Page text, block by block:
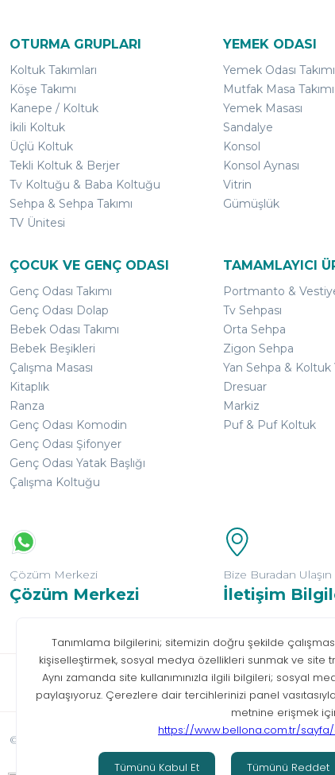
OTURMA GRUPLARI
Koltuk Takımları
Köşe Takımı
Kanepe / Koltuk
İkili Koltuk
Üçlü Koltuk
Tekli Koltuk & Berjer
Tv Koltuğu & Baba Koltuğu
Sehpa & Sehpa Takımı
TV Ünitesi
YEMEK ODASI
Yemek Odası Takımı
Mutfak Masa Takımı
Yemek Masası
Sandalye
Konsol
Konsol Aynası
Vitrin
Gümüşlük
ÇOCUK VE GENÇ ODASI
Genç Odası Takımı
Genç Odası Dolap
Bebek Odası Takımı
Bebek Beşikleri
Çalışma Masası
Kitaplık
Ranza
Genç Odası Komodin
Genç Odası Şifonyer
Genç Odası Yatak Başlığı
Çalışma Koltuğu
TAMAMLAYICI
Portmanto &
Tv Sehpası
Orta Sehpa
Zigon Sehpa
Yan Sehpa & Koltuk
Dresuar
Markiz
Puf & Puf Koltuk
Çözüm Merkezi
Çözüm Merkezi
Bize Buradan Ulaşın
İletişim
© Tüm hakları saklıdır. Bellona 2026